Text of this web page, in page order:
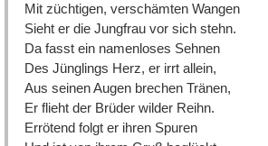
Mit züchtigen, verschämten Wangen
Sieht er die Jungfrau vor sich stehn.
Da fasst ein namenloses Sehnen
Des Jünglings Herz, er irrt allein,
Aus seinen Augen brechen Tränen,
Er flieht der Brüder wilder Reihn.
Errötend folgt er ihren Spuren